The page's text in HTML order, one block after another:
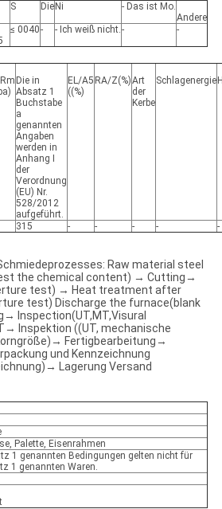
S Die Ni
- Das ist Mo.
Andere
≤ 0040- - Ich weiß nicht.- -
Die in
Absatz 1
Buchstabe
a
genannten
Angaben
werden in
Anhang I
der
Verordnung
(EU) Nr.
528/2012
aufgeführt.
EL/A5
((%)
RA/Z(%)Art
der
Kerbe
Schlagenergie
315 - - - - -
Raw material steel
the chemical content) → Cutting→
test) → Heat treatment after
test) Discharge the furnace(blank
Inspection(UT,MT,Visural
Inspektion ((UT, mechanische
Fertigbearbeitung→
und Kennzeichnung
Lagerung Versand
Palette, Eisenrahmen
1 genannten Bedingungen gelten nicht für
1 genannten Waren.